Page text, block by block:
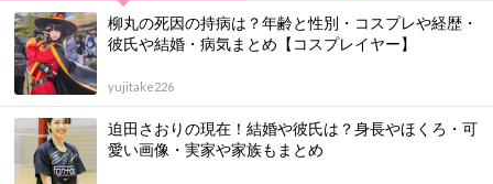
柳丸の死因の持病は？年齢と性別・コスプレや経歴・
彼氏や結婚・病気まとめ【コスプレイヤー】
yujitake226
迫田さおりの現在！結婚や彼氏は？身長やほくろ・可
愛い画像・実家や家族もまとめ